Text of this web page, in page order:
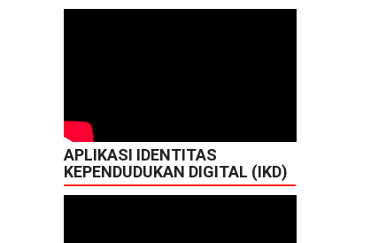
APLIKASI IDENTITAS
KEPENDUDUKAN DIGITAL (IKD)